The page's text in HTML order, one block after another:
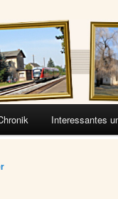
Interessantes